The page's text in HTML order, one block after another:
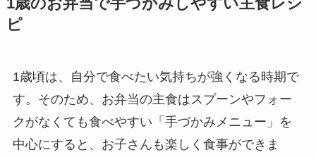
1歳のお弁当で手づかみしやすい主食レシ
ピ
1歳頃は、自分で食べたい気持ちが強くなる時期で
す。そのため、お弁当の主食はスプーンやフォー
クがなくても食べやすい「手づかみメニュー」を
中心にすると、お子さんも楽しく食事ができま